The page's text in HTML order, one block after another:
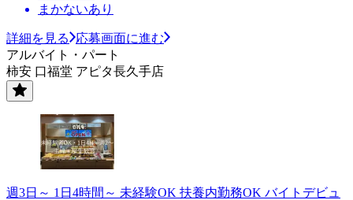
まかないあり
詳細を見る
応募画面に進む
アルバイト・パート
柿安 口福堂 アピタ長久手店
週3日～ 1日4時間～ 未経験OK 扶養内勤務OK バイトデビュ